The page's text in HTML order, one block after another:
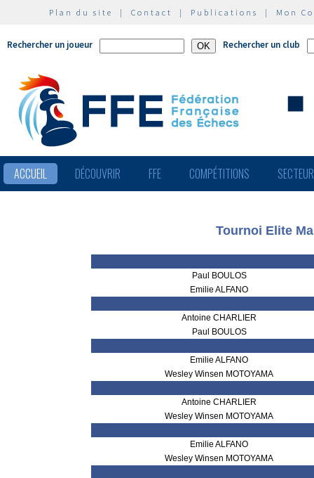
Plan du site | Contact | Publications | Mon
Rechercher un joueur Rechercher un club
ACCUEIL DÉCOUVRIR FFE COMPÉTITIONS
Tournoi Elite
Paul BOULOS
Emilie ALFANO
Antoine CHARLIER
Paul BOULOS
Emilie ALFANO
Wesley Winsen MOTOYAMA
Antoine CHARLIER
Wesley Winsen MOTOYAMA
Emilie ALFANO
Wesley Winsen MOTOYAMA